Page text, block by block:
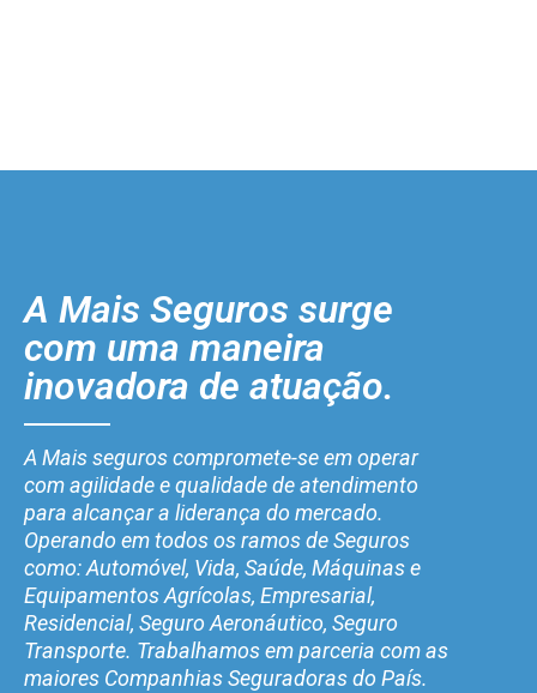
A Mais Seguros surge
com uma maneira
inovadora de atuação.
A Mais seguros compromete-se em operar
com agilidade e qualidade de atendimento
para alcançar a liderança do mercado.
Operando em todos os ramos de Seguros
como: Automóvel, Vida, Saúde, Máquinas e
Equipamentos Agrícolas, Empresarial,
Residencial, Seguro Aeronáutico, Seguro
Transporte. Trabalhamos em parceria com as
maiores Companhias Seguradoras do País.